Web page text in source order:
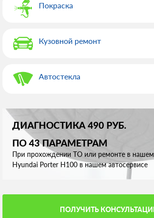
Покраска
Кузовной ремонт
Автостекла
ДИАГНОСТИКА 490 РУБ.
ПО 43 ПАРАМЕТРАМ
При прохождении ТО или ремонте в нашем
Hyundai Porter Н100 в нашем автосервисе
ПОЛУЧИТЬ